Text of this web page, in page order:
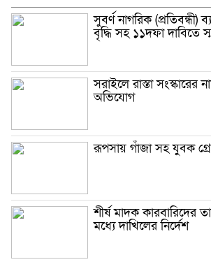
সুবর্ণ নাগরিক (প্রতিবন্ধী)
বৃদ্ধি সহ ১১দফা দাবিতে
সরাইলে রাস্তা সংস্কারের
অভিযোগ
রূপসায় গাঁজা সহ যুবক
শীর্ষ মাদক কারবারিদের
মধ্যে দাখিলের নির্দেশ